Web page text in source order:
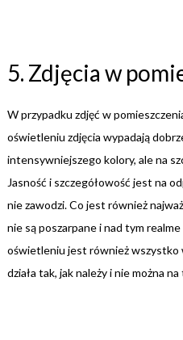
5. Zdjęcia w
W przypadku zdjęć w
oświetleniu zdjęcia wypadają
intensywniejszego kolory, ale na
Jasność i szczegółowość jest na
nie zawodzi. Co jest również
nie są poszarpane i nad tym
oświetleniu jest również wszystko
działa tak, jak należy i nie można